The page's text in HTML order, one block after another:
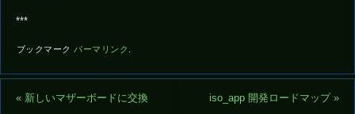
***
ブックマーク パーマリンク
«新しいマザーボードに交換 iso_app 開発ロードマップ»